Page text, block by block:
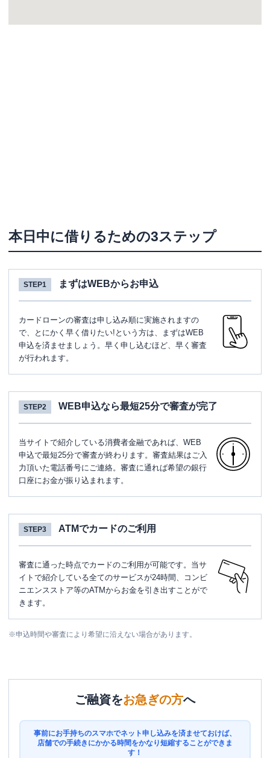
本日中に借りるための3ステップ
STEP1 まずはWEBからお申込
カードローンの審査は申し込み順に実施されますの
で、とにかく早く借りたい!という方は、まずはWEB
申込を済ませましょう。早く申し込むほど、早く審査
が行われます。
STEP2 WEB申込なら最短25分で審査が完了
当サイトで紹介している消費者金融であれば、WEB
申込で最短25分で審査が終わります。審査結果はご入
力頂いた電話番号にご連絡。審査に通れば希望の銀行
口座にお金が振り込まれます。
STEP3 ATMでカードのご利用
審査に通った時点でカードのご利用が可能です。当サ
イトで紹介している全てのサービスが24時間、コンビ
ニエンスストア等のATMからお金を引き出すことがで
きます。
※申込時間や審査により希望に沿えない場合があります。
ご融資をお急ぎの方へ
事前にお手持ちのスマホでネット申し込みを済ませておけば、
店舗での手続きにかかる時間をかなり短縮することができま
す！